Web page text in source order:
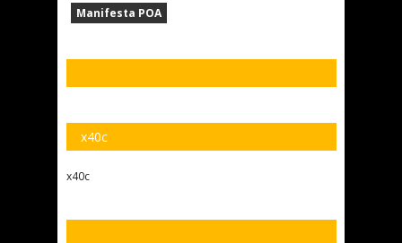
Manifesta POA
x40c
x40c